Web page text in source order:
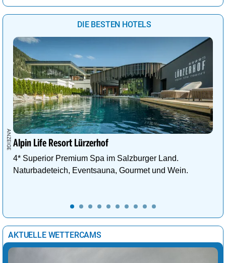
DIE BESTEN HOTELS
Alpin Life Resort Lürzerhof
4* Superior Premium Spa im Salzburger Land.
Naturbadeteich, Eventsauna, Gourmet und Wein.
AKTUELLE WETTERCAMS